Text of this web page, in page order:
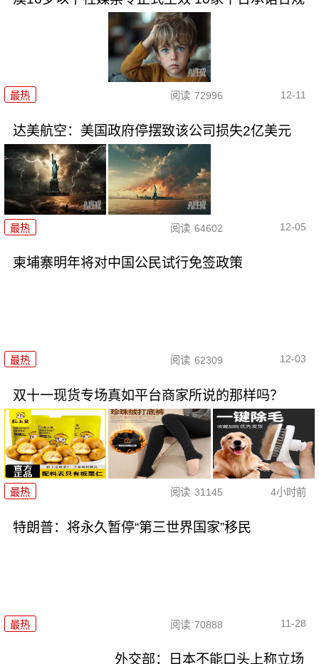
最热 阅读 72996 12-11
达美航空：美国政府停摆致该公司损失2亿美元
最热 阅读 64602 12-05
柬埔寨明年将对中国公民试行免签政策
最热 阅读 62309 12-03
双十一现货专场真如平台商家所说的那样吗？
最热 阅读 31145 4小时前
特朗普：将永久暂停“第三世界国家”移民
最热 阅读 70888 11-28
外交部：日本不能口头上称立场